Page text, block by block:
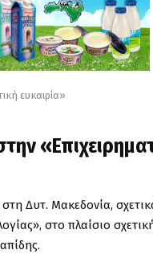
ευκαιρία»
Δυτ. Μακεδονία,
στο πλαίσιο